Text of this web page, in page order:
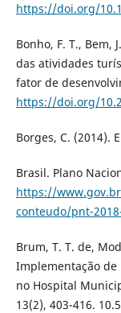
https://doi.org/
Bonho, F. T., Bem,
das atividades
fator de
https://doi.org/
Borges, C. (2014).
Brasil. Plano
https://
conteudo/pnt-
Brum, T. T. de,
Implementação de
no Hospital
13(2), 403-416.